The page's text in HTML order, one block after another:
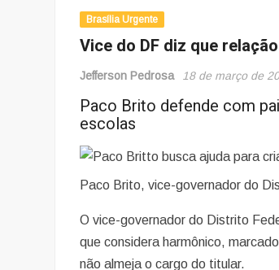
Brasília Urgente
Vice do DF diz que
Jefferson Pedrosa 18 de março de
Paco Brito defende com
escolas
Paco Brito, vice-governador do
O vice-governador do Distrito
que considera harmônico,
não almeja o cargo do titular.